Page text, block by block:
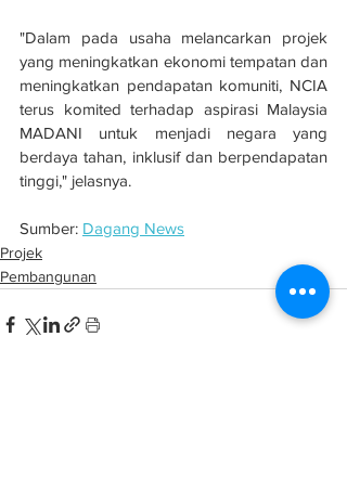
"Dalam pada usaha melancarkan projek
yang meningkatkan ekonomi tempatan dan
meningkatkan pendapatan komuniti, NCIA
terus komited terhadap aspirasi Malaysia
MADANI untuk menjadi negara yang
berdaya tahan, inklusif dan berpendapatan
tinggi," jelasnya.
Sumber: Dagang News
Projek
Pembangunan